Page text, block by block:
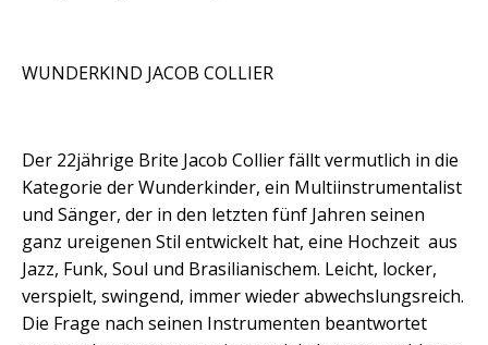
WUNDERKIND JACOB COLLIER
Der 22jährige Brite Jacob Collier fällt vermutlich in die
Kategorie der Wunderkinder, ein Multiinstrumentalist
und Sänger, der in den letzten fünf Jahren seinen
ganz ureigenen Stil entwickelt hat, eine Hochzeit aus
Jazz, Funk, Soul und Brasilianischem. Leicht, locker,
verspielt, swingend, immer wieder abwechslungsreich.
Die Frage nach seinen Instrumenten beantwortet